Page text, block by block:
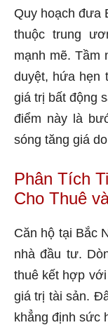
Quy hoạch đưa
thuộc trung
mạnh mẽ. Tầm
duyệt, hứa hẹn
giá trị bất động
điểm này là
sóng tăng giá
Phân Tích
Cho Thuê
Căn hộ tại Bắc
nhà đầu tư.
thuê kết hợp
giá trị tài sản.
khẳng định sức